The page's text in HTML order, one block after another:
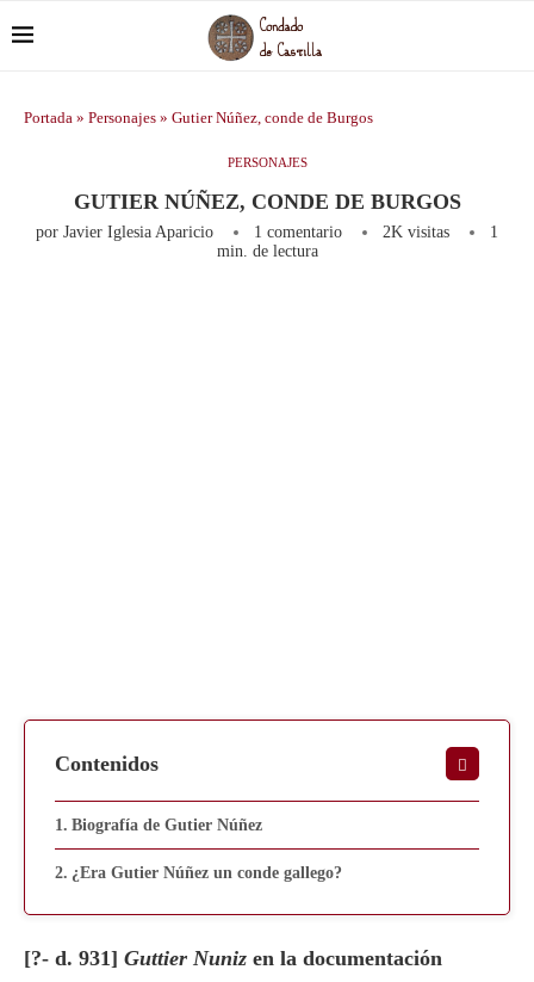
Portada » Personajes » Gutier Núñez, conde de Burgos
PERSONAJES
GUTIER NÚÑEZ, CONDE DE BURGOS
por Javier Iglesia Aparicio 1 comentario 2K visitas
1
min. de lectura
Contenidos
Biografía de Gutier Núñez
¿Era Gutier Núñez un conde gallego?
[?- d. 931] Guttier Nuniz en la documentación